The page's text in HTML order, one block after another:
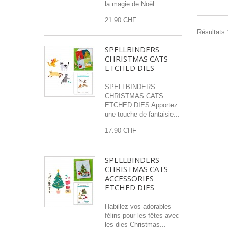
la magie de Noël...
21.90 CHF
SPELLBINDERS
CHRISTMAS CATS
ETCHED DIES
SPELLBINDERS
CHRISTMAS CATS
ETCHED DIES Apportez
une touche de fantaisie...
17.90 CHF
SPELLBINDERS
CHRISTMAS CATS
ACCESSORIES
ETCHED DIES
Habillez vos adorables
félins pour les fêtes avec
les dies Christmas...
Résultats